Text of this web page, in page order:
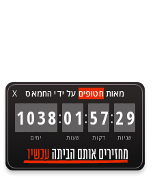
X מאותחטופים על ידי החמאס
1038
ימים
:01
שעות
:57
דקות
:29
שניות